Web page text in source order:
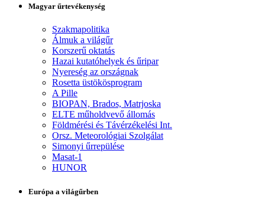
Magyar űrtevékenység
Szakmapolitika
Álmuk a világűr
Korszerű oktatás
Hazai kutatóhelyek és űripar
Nyereség az országnak
Rosetta üstökösprogram
A Pille
BIOPAN, Brados, Matrjoska
ELTE műholdvevő állomás
Földmérési és Távérzékelési Int.
Orsz. Meteorológiai Szolgálat
Simonyi űrrepülése
Masat-1
HUNOR
Európa a világűrben